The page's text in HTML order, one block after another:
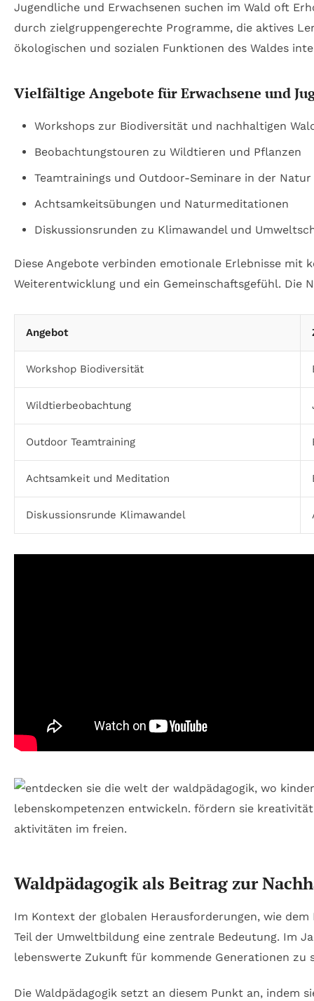
Jugendliche und Erwachsenen suchen im Wald oft
durch zielgruppengerechte Programme, die aktives
ökologischen und sozialen Funktionen des Waldes
Vielfältige Angebote für Erwachsene und
Workshops zur Biodiversität und nachhaltigen
Beobachtungstouren zu Wildtieren und Pflanzen
Teamtrainings und Outdoor-Seminare in der Natur
Achtsamkeitsübungen und Naturmeditationen
Diskussionsrunden zu Klimawandel und
Diese Angebote verbinden emotionale Erlebnisse
Weiterentwicklung und ein Gemeinschaftsgefühl. Die
Angebot
Workshop Biodiversität
Wildtierbeobachtung
Outdoor Teamtraining
Achtsamkeit und Meditation
Diskussionsrunde Klimawandel
Waldpädagogik als Beitrag zur
Im Kontext der globalen Herausforderungen, wie
Teil der Umweltbildung eine zentrale Bedeutung. Im
lebenswerte Zukunft für kommende Generationen zu
Die Waldpädagogik setzt an diesem Punkt an, indem